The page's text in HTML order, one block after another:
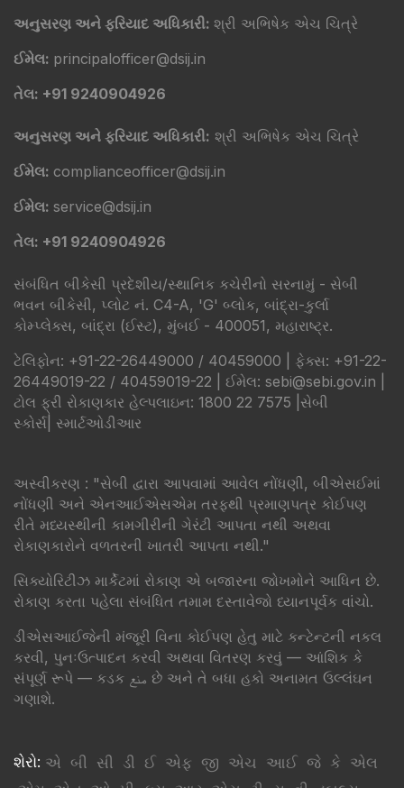
અનુસરણ અને ફરિયાદ અધિકારી: શ્રી અભિષેક એચ ચિત્રે
ઈમેલ: principalofficer@dsij.in
તેલ: +91 9240904926
અનુસરણ અને ફરિયાદ અધિકારી: શ્રી અભિષેક એચ ચિત્રે
ઈમેલ: complianceofficer@dsij.in
ઈમેલ: service@dsij.in
તેલ: +91 9240904926
સંબંધિત બીકેસી પ્રદેશીય/સ્થાનિક કચેરીનો સરનામું - સેબી
ભવન બીકેસી, પ્લોટ નં. C4-A, 'G' બ્લોક, બાંદ્રા-કુર્લા
કોમ્પ્લેક્સ, બાંદ્રા (ઈસ્ટ), મુંબઈ - 400051, મહારાષ્ટ્ર.
ટેલિફોન: +91-22-26449000 / 40459000 | ફેક્સ: +91-22-
26449019-22 / 40459019-22 | ઈમેલ: sebi@sebi.gov.in |
ટોલ ફ્રી રોકાણકાર હેલ્પલાઇન: 1800 22 7575 | સેબી
સ્કોર્સ સ્માર્ટઓડીઆર
​અસ્વીકરણ : "સેબી દ્વારા આપવામાં આવેલ નોંધણી, બીએસઈમાં
નોંધણી અને એનઆઈએસએમ તરફથી પ્રમાણપત્ર કોઈપણ
રીતે મધ્યસ્થીની કામગીરીની ગેરંટી આપતા નથી અથવા
રોકાણકારોને વળતરની ખાતરી આપતા નથી."
સિક્યોરિટીઝ માર્કેટમાં રોકાણ એ બજારના જોખમોને આધિન છે.
રોકાણ કરતા પહેલા સંબંધિત તમામ દસ્તાવેજો ધ્યાનપૂર્વક વાંચો.
ડીએસઆઈજેની મંજૂરી વિના કોઈપણ હેતુ માટે કન્ટેન્ટની નકલ
કરવી, પુનઃઉત્પાદન કરવી અથવા વિતરણ કરવું — આંશિક કે
સંપૂર્ણ રૂપે — કડક منع છે અને તે બધા હકો અનામત ઉલ્લંઘન
ગણાશે.
શેરો: એ બી સી ડી ઈ એફ જી એચ આઈ જે કે એલ